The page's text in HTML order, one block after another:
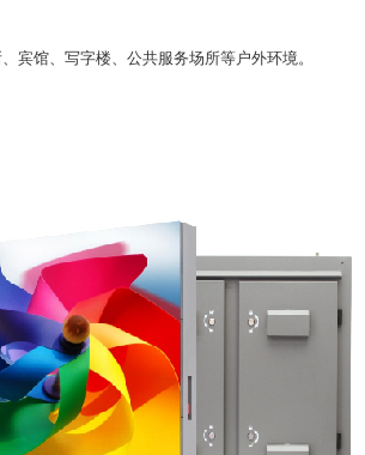
宾馆、写字楼、公共服务场所等户外环境。